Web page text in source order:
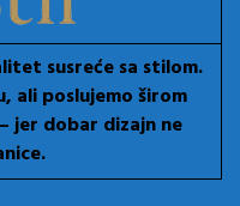
susreće sa stilom.
ali poslujemo širom
jer dobar dizajn ne